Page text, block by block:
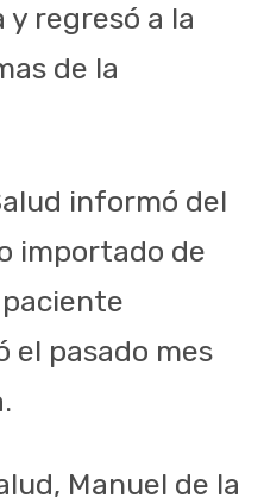
y regresó a la
de la
informó del
importado de
el pasado mes
Manuel de la